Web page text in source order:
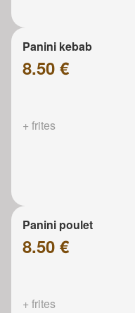
Panini kebab
8.50 €
+ frites
Panini poulet
8.50 €
+ frites